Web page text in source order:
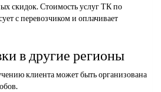
скидок. Стоимость услуг ТК по
с перевозчиком и оплачивает
в другие регионы
клиента может быть организована